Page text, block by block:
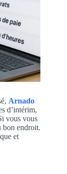
Arnado
d’intérim,
vous vous
bon endroit.
et